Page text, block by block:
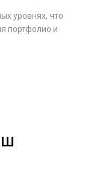
уровнях, что
портфолио и